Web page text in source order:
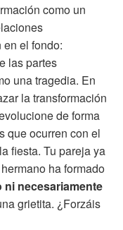
como un
el fondo:
las partes
una tragedia. En
la transformación
de forma
que ocurren con el
fiesta. Tu pareja ya
ha formado
ni necesariamente
grietita. ¿Forzáis